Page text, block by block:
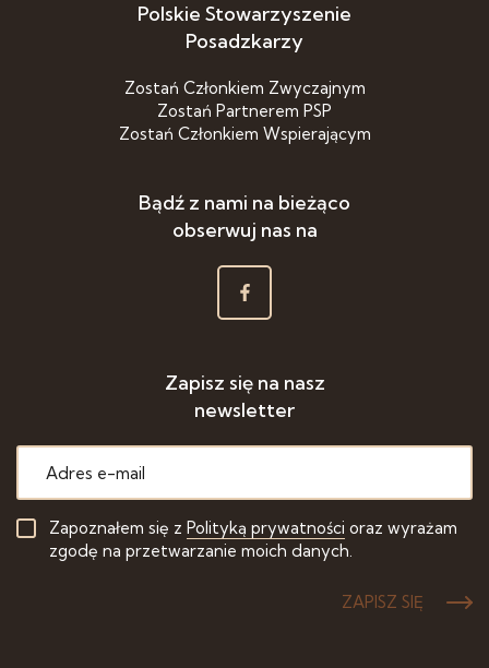
Polskie Stowarzyszenie
Posadzkarzy
Zostań Członkiem Zwyczajnym
Zostań Partnerem PSP
Zostań Członkiem Wspierającym
Bądź z nami na bieżąco
obserwuj nas na
Zapisz się na nasz
newsletter
Zapoznałem się z Polityką prywatności oraz wyrażam
zgodę na przetwarzanie moich danych.
ZAPISZ SIĘ